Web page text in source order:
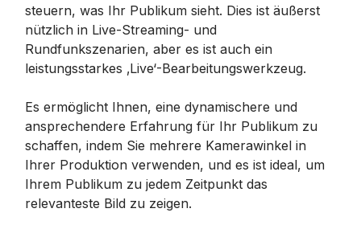
steuern, was Ihr Publikum sieht. Dies ist äußerst
nützlich in Live-Streaming- und
Rundfunkszenarien, aber es ist auch ein
leistungsstarkes ‚Live‘-Bearbeitungswerkzeug.
Es ermöglicht Ihnen, eine dynamischere und
ansprechendere Erfahrung für Ihr Publikum zu
schaffen, indem Sie mehrere Kamerawinkel in
Ihrer Produktion verwenden, und es ist ideal, um
Ihrem Publikum zu jedem Zeitpunkt das
relevanteste Bild zu zeigen.